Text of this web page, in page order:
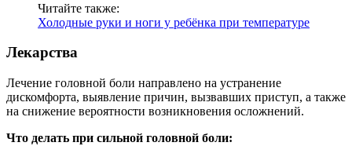
Читайте также:
Холодные руки и ноги у ребёнка при температуре
Лекарства
Лечение головной боли направлено на устранение
дискомфорта, выявление причин, вызвавших приступ, а также
на снижение вероятности возникновения осложнений.
Что делать при сильной головной боли: